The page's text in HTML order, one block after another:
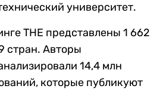
университет.
THE представлены 1 662
стран. Авторы
14,4 млн
которые публикуют